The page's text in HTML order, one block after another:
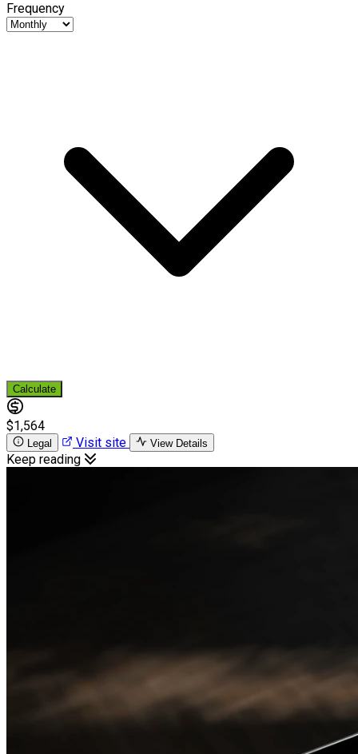
Frequency
Calculate
$1,564
Legal Visit site View Details
Keep reading